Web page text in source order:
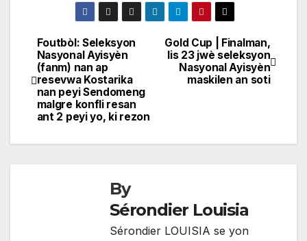
Navigation
de
l'article
Gold Cup | Finalman,
lis 23 jwè seleksyon
Nasyonal Ayisyèn
maskilen an soti
Foutbòl: Seleksyon
Nasyonal Ayisyèn
(fanm) nan ap
resevwa Kostarika
nan peyi Sendomeng
malgre konfli resan
ant 2 peyi yo, ki rezon
By
Sérondier Louisia
Sérondier LOUISIA se yon